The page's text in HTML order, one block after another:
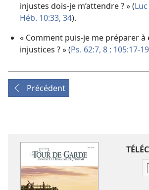
injustes dois-je m’attendre ? » (
Héb. 10:33, 34).
« Comment puis-je me préparer à
injustices ? » (Ps. 62:7, 8 ; 105:17-19
Précédent